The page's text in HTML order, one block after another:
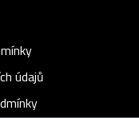
údajů